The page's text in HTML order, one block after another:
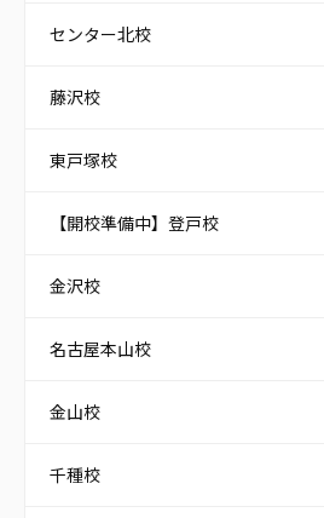
センター北校
藤沢校
東戸塚校
【開校準備中】登戸校
金沢校
名古屋本山校
金山校
千種校